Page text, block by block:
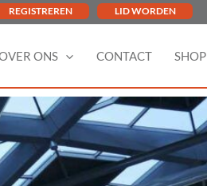
REGISTREREN LID WORDEN
ONS CONTACT SHOP